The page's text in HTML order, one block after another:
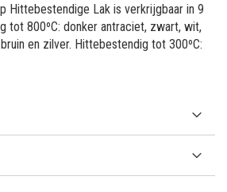
Hittebestendige Lak is verkrijgbaar in 9
tot 800ºC: donker antraciet, zwart, wit,
en zilver. Hittebestendig tot 300ºC: